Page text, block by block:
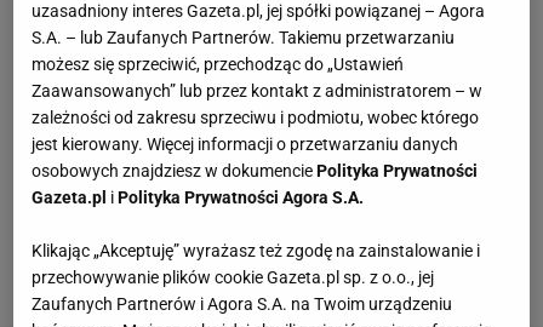
Jeden wakacyjny nawyk może mieć
nieprzyjemne konsekwencje. Też tak robisz?
MATERIAŁ PROMOCYJNY
Czółenka Lasocki aż 40% taniej. Kupisz je za
niewiele ponad 100 zł
teraz za 99 zł
uzasadniony interes Gazeta.pl, jej spółki powiązanej – Agora
S.A. – lub Zaufanych Partnerów. Takiemu przetwarzaniu
możesz się sprzeciwić, przechodząc do „Ustawień
Zaawansowanych” lub przez kontakt z administratorem – w
zależności od zakresu sprzeciwu i podmiotu, wobec którego
jest kierowany. Więcej informacji o przetwarzaniu danych
osobowych znajdziesz w dokumencie Polityka Prywatności
Gazeta.pl i Polityka Prywatności Agora S.A.
Klikając „Akceptuję” wyrażasz też zgodę na zainstalowanie i
przechowywanie plików cookie Gazeta.pl sp. z o.o., jej
Zaufanych Partnerów i Agora S.A. na Twoim urządzeniu